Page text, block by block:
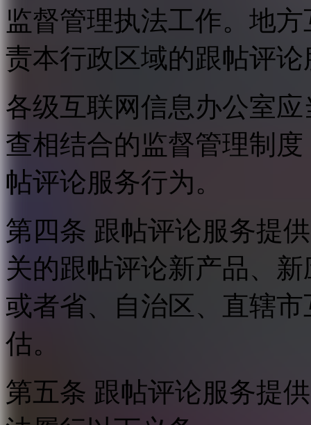
监督管理执法工作。地
责本行政区域的跟帖评
各级互联网信息办公室
查相结合的监督管理制
帖评论服务行为。
第四条 跟帖评论服务提
关的跟帖评论新产品、
或者省、自治区、直辖
估。
第五条 跟帖评论服务提